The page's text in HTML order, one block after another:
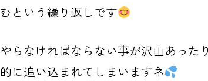
むという繰り返しです
やらなければならない事が沢山あった
的に追い込まれてしまいますネ